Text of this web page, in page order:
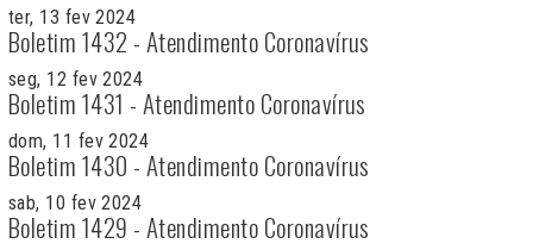
ter, 13 fev 2024
Boletim 1432 - Atendimento Coronavírus
seg, 12 fev 2024
Boletim 1431 - Atendimento Coronavírus
dom, 11 fev 2024
Boletim 1430 - Atendimento Coronavírus
sab, 10 fev 2024
Boletim 1429 - Atendimento Coronavírus